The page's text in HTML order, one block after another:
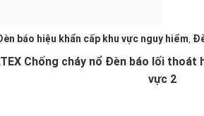
báo hiệu khẩn cấp khu vực nguy hiểm,
Chống cháy nổ Đèn báo lối thoát
vực 2